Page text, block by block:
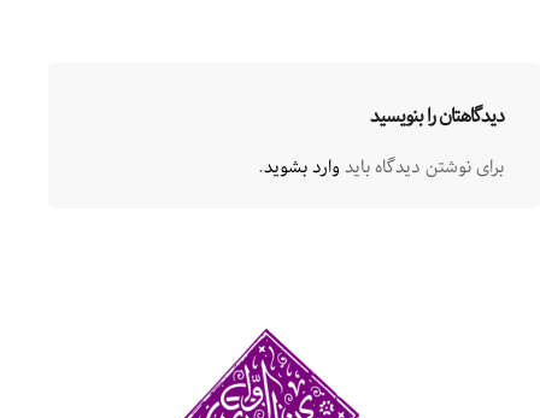
دیدگاهتان را بنویسید
برای نوشتن دیدگاه بایدوارد بشوید.